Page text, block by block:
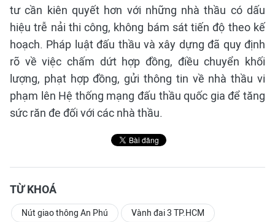
tư cần kiên quyết hơn với những nhà thầu có dấu
hiệu trễ nải thi công, không bám sát tiến độ theo kế
hoạch. Pháp luật đấu thầu và xây dựng đã quy định
rõ về việc chấm dứt hợp đồng, điều chuyển khối
lượng, phạt hợp đồng, gửi thông tin về nhà thầu vi
phạm lên Hệ thống mạng đấu thầu quốc gia để tăng
sức răn đe đối với các nhà thầu.
TỪ KHOÁ
Nút giao thông An Phú Vành đai 3 TP.HCM